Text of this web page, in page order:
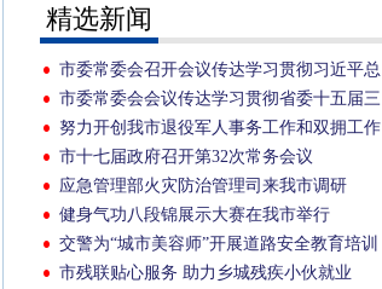
精选新闻
市委常委会召开会议传达学习贯彻习近平总
书记重要指示重要讲话重要回信精神
市委常委会会议传达学习贯彻省委十五届三
次全会精神
努力开创我市退役军人事务工作和双拥工作
新局面
市十七届政府召开第32次常务会议
应急管理部火灾防治管理司来我市调研
健身气功八段锦展示大赛在我市举行
交警为“城市美容师”开展道路安全教育培训
市残联贴心服务 助力乡城残疾小伙就业